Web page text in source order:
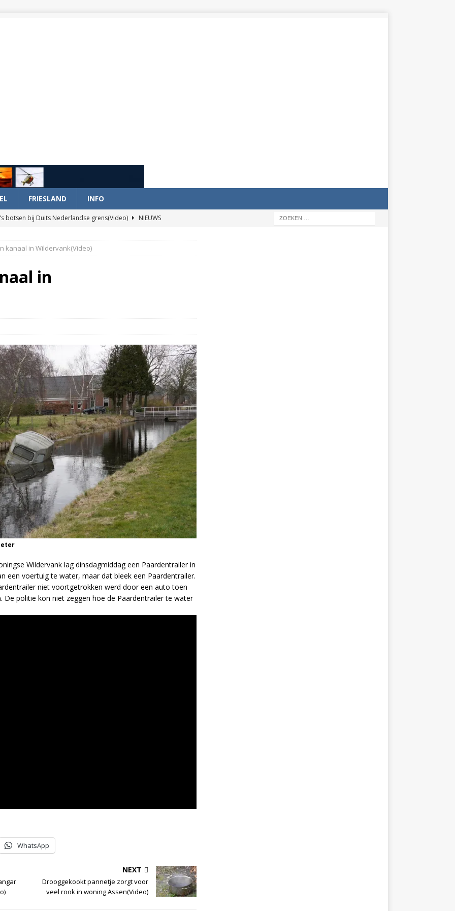
FRIESLAND INFO
botsen bij Duits Nederlandse grens(Video)
NIEUWS
en wagen met stro in de brand in Oosterhesselen(Video)
aangevaren op Schildmeer Steendam(Video)
kanaal in Wildervank(Video)
in
Wildervank lag dinsdagmiddag een Paardentrailer in
een voertuig te water, maar dat bleek een Paardentrailer.
niet voortgetrokken werd door een auto toen
De politie kon niet zeggen hoe de Paardentrailer te water
WhatsApp
NEXT
Drooggekookt pannetje zorgt voor
veel rook in woning Assen(Video)